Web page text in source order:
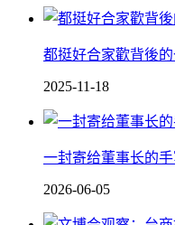
都挺好合家歡背後
2025-11-18
一封寄给董事长的
2026-06-05